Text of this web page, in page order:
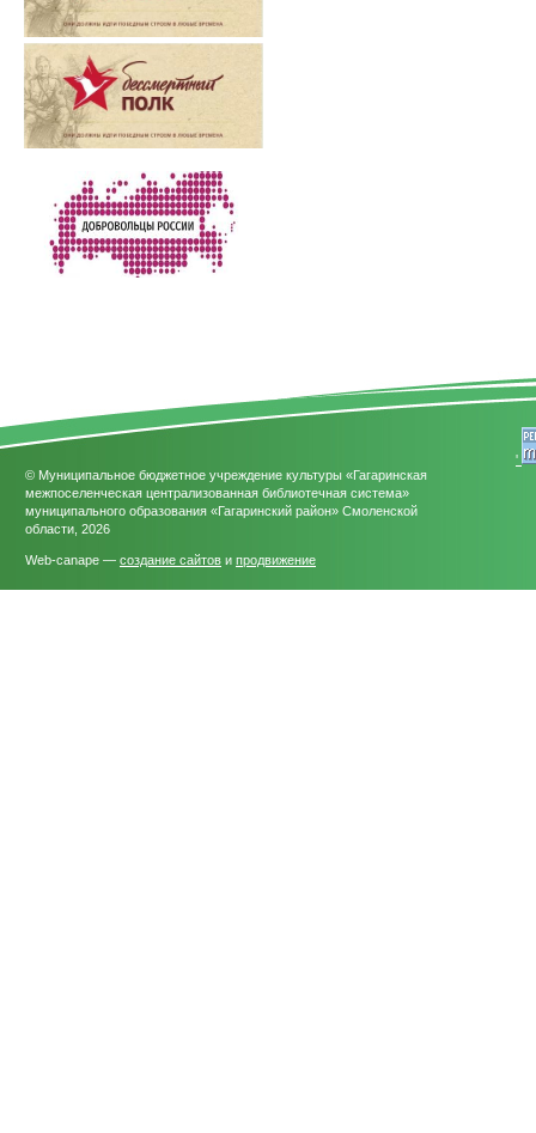
© Муниципальное бюджетное учреждение культуры «Гагаринская
межпоселенческая централизованная библиотечная система»
муниципального образования «Гагаринский район» Смоленской
области, 2026
Web-canape — создание сайтов и продвижение
'